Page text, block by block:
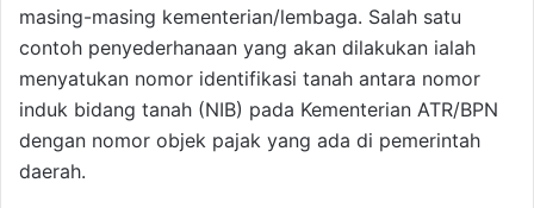
masing-masing kementerian/lembaga. Salah satu
contoh penyederhanaan yang akan dilakukan ialah
menyatukan nomor identifikasi tanah antara nomor
induk bidang tanah (NIB) pada Kementerian ATR/BPN
dengan nomor objek pajak yang ada di pemerintah
daerah.